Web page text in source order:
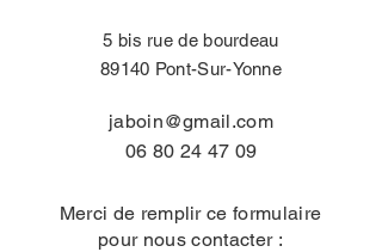
5 bis rue de bourdeau
89140 Pont-Sur-Yonne
jaboin@gmail.com
06 80 24 47 09
Merci de remplir ce formulaire
pour nous contacter :